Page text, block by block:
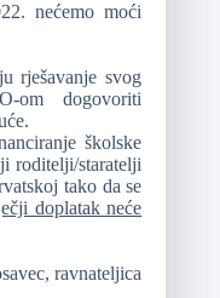
nećemo moći
rješavanje svog
om dogovoriti
školske
roditelji/staratelji
tako da se
doplatak neće
ravnateljica